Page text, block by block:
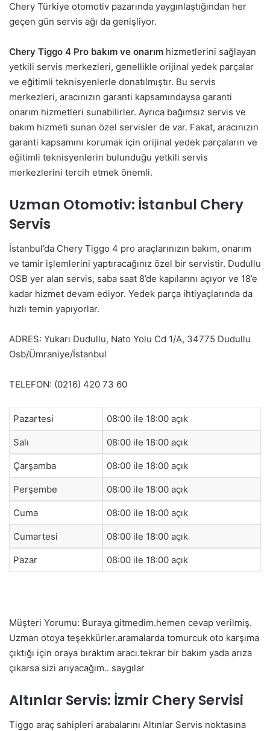
Chery Türkiye otomotiv pazarında yaygınlaştığından her
geçen gün servis ağı da genişliyor.
Chery Tiggo 4 Pro bakım ve onarım hizmetlerini sağlayan
yetkili servis merkezleri, genellikle orijinal yedek parçalar
ve eğitimli teknisyenlerle donatılmıştır. Bu servis
merkezleri, aracınızın garanti kapsamındaysa garanti
onarım hizmetleri sunabilirler. Ayrıca bağımsız servis ve
bakım hizmeti sunan özel servisler de var. Fakat, aracınızın
garanti kapsamını korumak için orijinal yedek parçaların ve
eğitimli teknisyenlerin bulunduğu yetkili servis
merkezlerini tercih etmek önemli.
Uzman Otomotiv: İstanbul Chery
Servis
İstanbul’da Chery Tiggo 4 pro araçlarınızın bakım, onarım
ve tamir işlemlerini yaptıracağınız özel bir servistir. Dudullu
OSB yer alan servis, saba saat 8’de kapılarını açıyor ve 18’e
kadar hizmet devam ediyor. Yedek parça ihtiyaçlarında da
hızlı temin yapıyorlar.
ADRES: Yukarı Dudullu, Nato Yolu Cd 1/A, 34775 Dudullu
Osb/Ümraniye/İstanbul
TELEFON: (0216) 420 73 60
Pazartesi 08:00 ile 18:00 açık
Salı 08:00 ile 18:00 açık
Çarşamba 08:00 ile 18:00 açık
Perşembe 08:00 ile 18:00 açık
Cuma 08:00 ile 18:00 açık
Cumartesi 08:00 ile 18:00 açık
Pazar 08:00 ile 18:00 açık
Müşteri Yorumu: Buraya gitmedim.hemen cevap verilmiş.
Uzman otoya teşekkürler.aramalarda tomurcuk oto karşıma
çıktığı için oraya bıraktım aracı.tekrar bir bakım yada arıza
çıkarsa sizi arıyacağım.. saygılar
Altınlar Servis: İzmir Chery Servisi
Tiggo araç sahipleri arabalarını Altınlar Servis noktasına